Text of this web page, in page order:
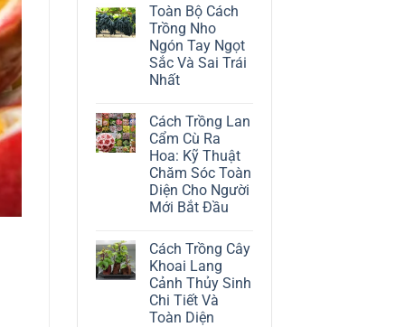
Kỹ
Thuật
Chăm
Sóc
Lá
Bạc
Tinh
bình
luận
Cách
Trồng
Địa
Lan
Hướng
Dẫn
Chi
Tiết
Trồng
Và
Chăm
Sóc
A-
Toàn Bộ Cách
Trồng Nho
Ngón Tay Ngọt
Sắc Và Sai Trái
Nhất
bình
luận
ở
Toàn
Bộ
Cách
Trồng
Nho
Ngón
Sắc
Và
Sai
Trái
Nhất
Cách Trồng Lan
Cẩm Cù Ra
Hoa: Kỹ Thuật
Chăm Sóc Toàn
Diện Cho Người
Mới Bắt Đầu
bình
luận
ở
Cách
Trồng
Lan
Cẩm
Cách Trồng Cây
Khoai Lang
Cảnh Thủy Sinh
Chi Tiết Và
Toàn Diện